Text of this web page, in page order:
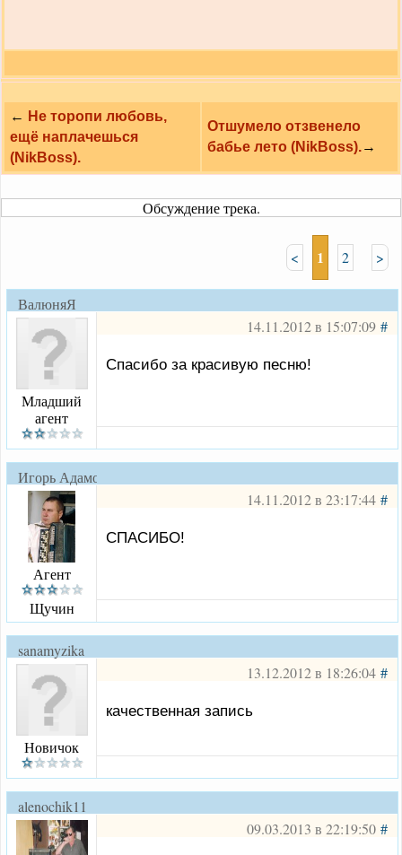
← Не торопи любовь,
ещё наплачешься
(NikBoss).
Отшумело отзвенело
бабье лето (NikBoss).→
Обсуждение трека.
< 1 2 >
ВалюняЯ
14.11.2012 в 15:07:09#
Младший
агент
Спасибо за красивую песню!
Игорь Адамович
14.11.2012 в 23:17:44#
Агент
Щучин
СПАСИБО!
sanamyzika
13.12.2012 в 18:26:04#
Новичок
качественная запись
alenochik11
09.03.2013 в 22:19:50#